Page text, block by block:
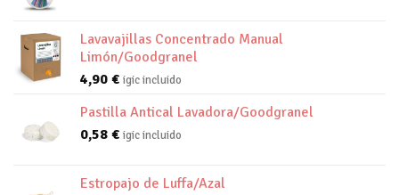
Lavavajillas Concentrado Manual
Limón/Goodgranel
4,90 € igic incluido
Pastilla Antical Lavadora/Goodgranel
0,58 € igic incluido
Estropajo de Luffa/Azal